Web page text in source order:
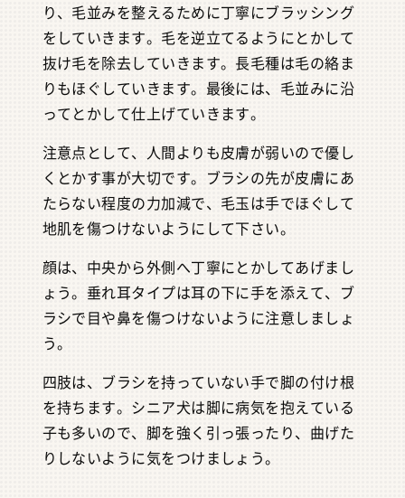
り、毛並みを整えるために丁寧にブラッシング
をしていきます。毛を逆立てるようにとかして
抜け毛を除去していきます。長毛種は毛の絡ま
りもほぐしていきます。最後には、毛並みに沿
ってとかして仕上げていきます。
注意点として、人間よりも皮膚が弱いので優し
くとかす事が大切です。ブラシの先が皮膚にあ
たらない程度の力加減で、毛玉は手でほぐして
地肌を傷つけないようにして下さい。
顔は、中央から外側へ丁寧にとかしてあげまし
ょう。垂れ耳タイプは耳の下に手を添えて、ブ
ラシで目や鼻を傷つけないように注意しましょ
う。
四肢は、ブラシを持っていない手で脚の付け根
を持ちます。シニア犬は脚に病気を抱えている
子も多いので、脚を強く引っ張ったり、曲げた
りしないように気をつけましょう。